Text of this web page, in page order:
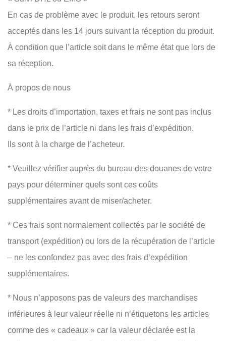
En cas de problème avec le produit, les retours seront
acceptés dans les 14 jours suivant la réception du produit.
À condition que l’article soit dans le même état que lors de
sa réception.
À propos de nous
* Les droits d’importation, taxes et frais ne sont pas inclus
dans le prix de l’article ni dans les frais d’expédition.
Ils sont à la charge de l’acheteur.
* Veuillez vérifier auprès du bureau des douanes de votre
pays pour déterminer quels sont ces coûts
supplémentaires avant de miser/acheter.
* Ces frais sont normalement collectés par le société de
transport (expédition) ou lors de la récupération de l’article
– ne les confondez pas avec des frais d’expédition
supplémentaires.
* Nous n’apposons pas de valeurs des marchandises
inférieures à leur valeur réelle ni n’étiquetons les articles
comme des « cadeaux » car la valeur déclarée est la